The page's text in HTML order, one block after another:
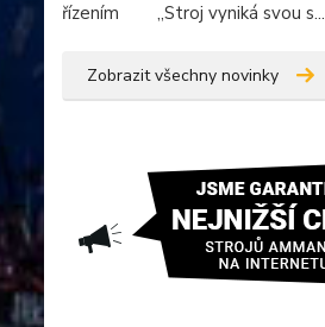
řízením „Stroj vyniká svou s...
Zobrazit všechny novinky